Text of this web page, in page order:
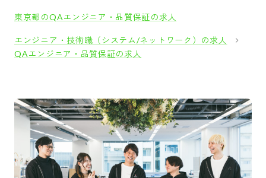
東京都のQAエンジニア・品質保証の求人
エンジニア・技術職（システム/ネットワーク）の求人
QAエンジニア・品質保証の求人